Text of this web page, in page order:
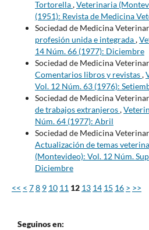
Tortorella,Veterinaria
(1951): Revista de Medicina
Sociedad de Medicina
profesión unida e integrada,
14 Núm. 66 (1977): Diciembre
Sociedad de Medicina
Comentarios libros y revistas,
Vol. 12 Núm. 63 (1976):
Sociedad de Medicina
de trabajos extranjeros,
Núm. 64 (1977): Abril
Sociedad de Medicina
Actualización de temas
(Montevideo): Vol. 12 Núm.
Diciembre
<< < 78 9 10 11 12 13 14 15 16 > >>
Seguinos en: